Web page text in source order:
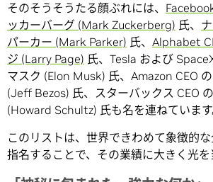
そのそうそうたる顔ぶれには、
ッカーバーグ (Mark Zuckerberg) 氏、
パーカー (Mark Parker) 氏、 Alphabet
ジ (Larry Page) 氏、Tesla および
マスク (Elon Musk) 氏、Amazon CEO
(Jeff Bezos) 氏、スターバックス CEO
(Howard Schultz) 氏も名を連ねています
このリストは、世界できわめて象徴的
指名することで、その業績に大きく光を